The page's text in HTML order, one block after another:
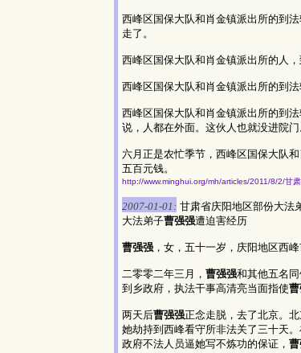
西峰区国保大队和肖金镇派出所的到
走了。
西峰区国保大队和肖金镇派出所的人
西峰区国保大队和肖金镇派出所的到
西峰区国保大队和肖金镇派出所的到
说，人都在外面。这伙人也就没进院门
六月正是农忙季节，西峰区国保大队
五百元钱。
http://www.minghui.org/mh/articles/2011/8/2/甘
2007-01-01: 甘肃省庆阳地区部份大法
大法弟子曹强强遭迫害经历
曹强强 ，女，五十一岁，庆阳地区西
二零零二年三月， 曹强强和其他五名
到乡政府，执法干事高清亮当面指使
两天后曹强强正念走脱，去了北京。
她劫持到西峰看守所非法关了三十天。
政府不法人员逼她写不炼功的保证，